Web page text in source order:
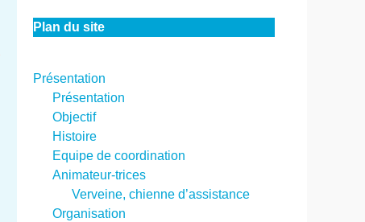
Plan du site
Présentation
Présentation
Objectif
Histoire
Equipe de coordination
Animateur-trices
Verveine, chienne d’assistance
Organisation